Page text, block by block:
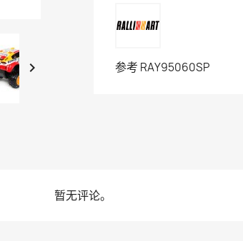
 参考 RAY95060SP
暂无评论。